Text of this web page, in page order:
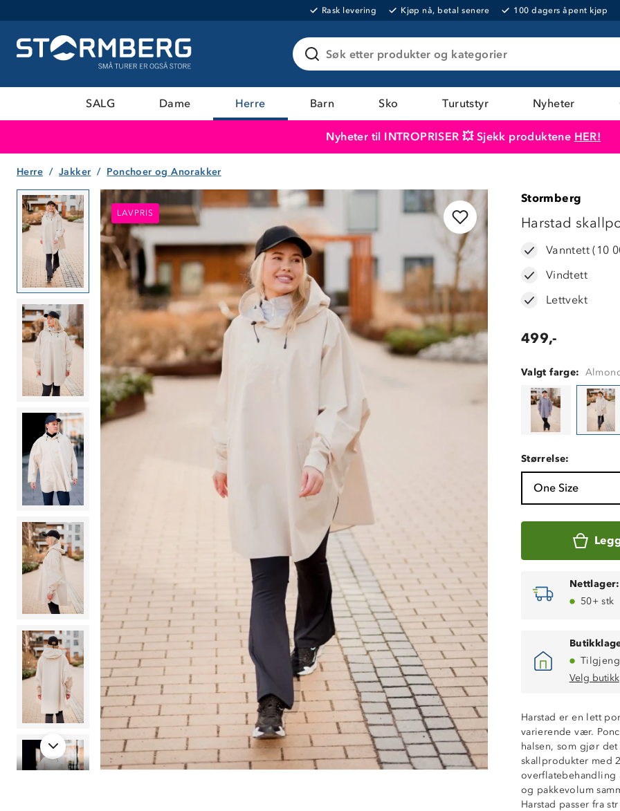
Rask levering Kjøp nå, betal senere 100 dagers åpent kjøp
Søk etter produkter og kategorier
SALG Dame Herre Barn Sko Turutstyr Nyheter
Nyheter til INTROPRISER 💥 Sjekk produktene HER!
Herre Jakker Ponchoer og Anorakker
LAVPRIS
LAVPRIS
Stormberg
Harstad
Vanntett (10
Vindtett
Lettvekt
499,-
Valgt farge:
Størrelse:
One Size
Nettlager:
50+ stk
Velg butikk
Harstad er en lett
varierende vær.
halsen, som gjør
skallprodukter med
overflatebehandling
og pakkevolum
Harstad passer fra
Vanntett (10
Vindtett
Lettvekt
2-veisstretch
To stikklommer